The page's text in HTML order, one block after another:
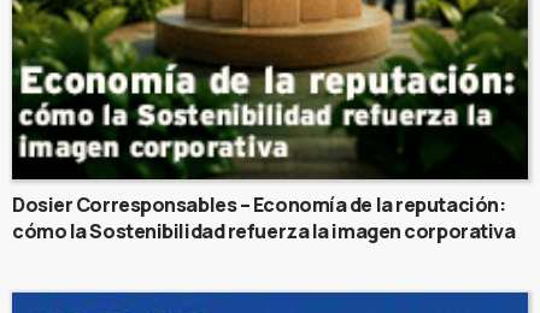
Dosier Corresponsables – Economía de la reputación:
cómo la Sostenibilidad refuerza la imagen corporativa